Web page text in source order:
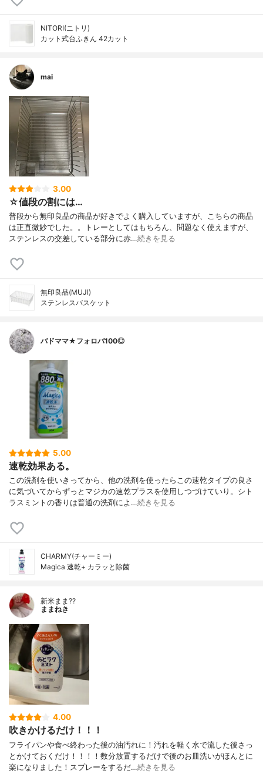
NITORI(ニトリ)
カット式台ふきん 42カット
mai
3.00
☆値段の割には…
普段から無印良品の商品が好きでよく購入していますが、こちらの商品
は正直微妙でした。。トレーとしてはもちろん、問題なく使えますが、
ステンレスの交差している部分に赤…続きを見る
無印良品(MUJI)
ステンレスバスケット
バドママ★フォロバ100◎
5.00
速乾効果ある。
この洗剤を使いきってから、他の洗剤を使ったらこの速乾タイプの良さ
に気づいてからずっとマジカの速乾プラスを使用しつづけていり。シト
ラスミントの香りは普通の洗剤によ…続きを見る
CHARMY(チャーミー)
Magica 速乾+ カラッと除菌
新米まま??
ままねき
4.00
吹きかけるだけ！！！
フライパンや食べ終わった後の油汚れに！汚れを軽く水で流した後さっ
とかけておくだけ！！！！数分放置するだけで後のお皿洗いがほんとに
楽になりました！スプレーをするだ…続きを見る